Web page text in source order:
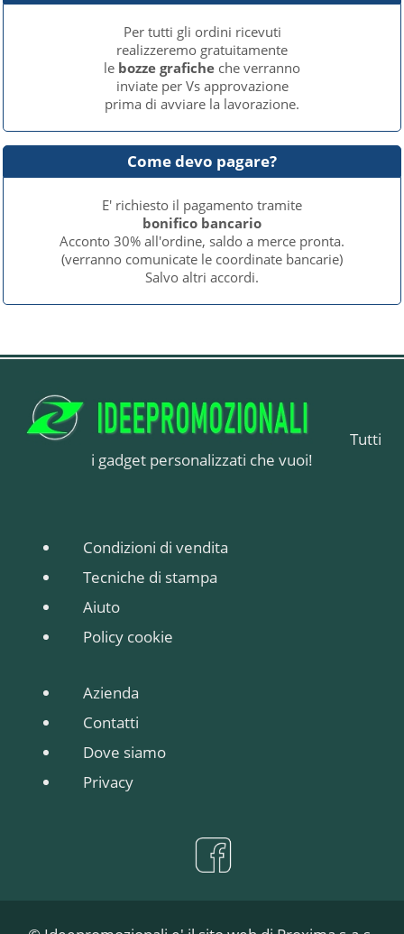
Per tutti gli ordini ricevuti
realizzeremo gratuitamente
le bozze grafiche che verranno
inviate per Vs approvazione
prima di avviare la lavorazione.
Come devo pagare?
E' richiesto il pagamento tramite
bonifico bancario
Acconto 30% all'ordine, saldo a merce pronta.
(verranno comunicate le coordinate bancarie)
Salvo altri accordi.
Tutti
i gadget personalizzati che vuoi!
Condizioni di vendita
Tecniche di stampa
Aiuto
Policy cookie
Azienda
Contatti
Dove siamo
Privacy